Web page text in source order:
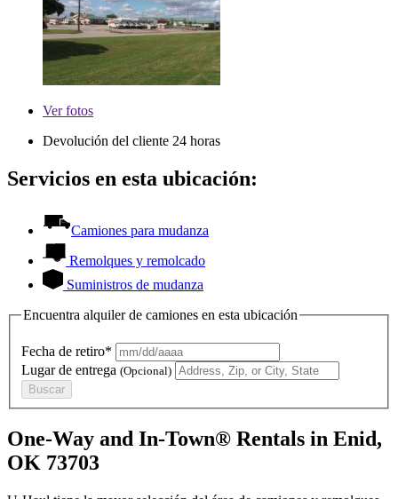
Verfotos
Devolución del cliente 24 horas
Servicios en esta ubicación:
Camiones para mudanza
Remolques y remolcado
Suministros de mudanza
Encuentra alquiler de camiones en esta ubicación
Fecha de retiro*
Lugar de entrega (Opcional)
Buscar
One-Way and In-Town® Rentals in Enid,
OK 73703